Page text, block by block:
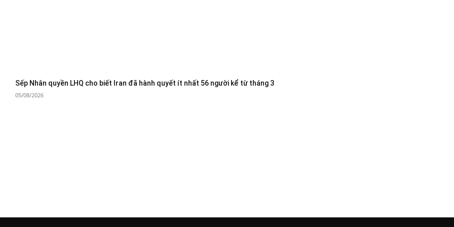
Sếp Nhân quyền LHQ cho biết Iran đã hành quyết ít nhất 56 người kể từ tháng 3
05/08/2026